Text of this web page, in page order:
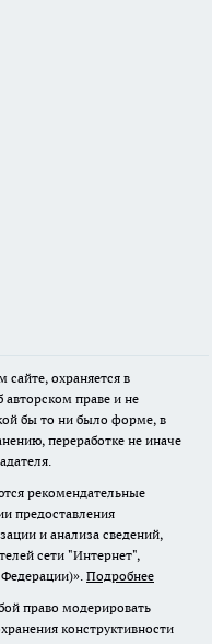
охраняется в
авторском праве и не
бы то ни было форме, в
переработке не иначе
рекомендательные
предоставления
и анализа сведений,
сети "Интернет",
Подробнее
право модерировать
конструктивности